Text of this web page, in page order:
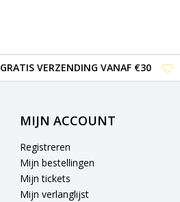
GRATIS VERZENDING VANAF €30
MIJN ACCOUNT
Registreren
Mijn bestellingen
Mijn tickets
Mijn verlanglijst